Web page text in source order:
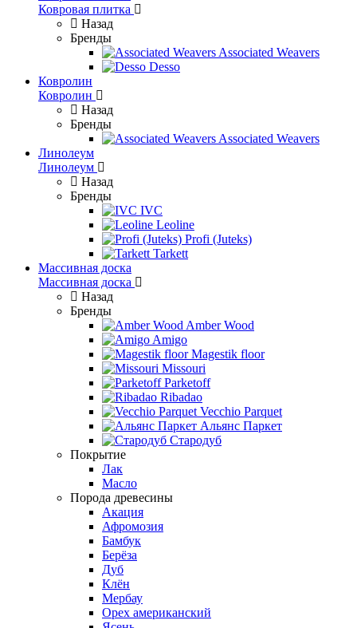
Ковровая плитка
Назад
Бренды
Associated Weavers
Desso
Ковролин
Ковролин
Назад
Бренды
Associated Weavers
Линолеум
Линолеум
Назад
Бренды
IVC
Leoline
Profi (Juteks)
Tarkett
Массивная доска
Массивная доска
Назад
Бренды
Amber Wood
Amigo
Magestik floor
Missouri
Parketoff
Ribadao
Vecchio Parquet
Альянс Паркет
Стародуб
Покрытие
Лак
Масло
Порода древесины
Акация
Афромозия
Бамбук
Берёза
Дуб
Клён
Мербау
Орех американский